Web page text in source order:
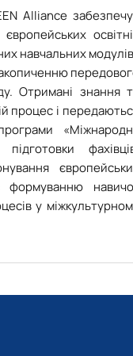
Alliance
навчальних модулів
Отримані знання
процес і
формуванню
у